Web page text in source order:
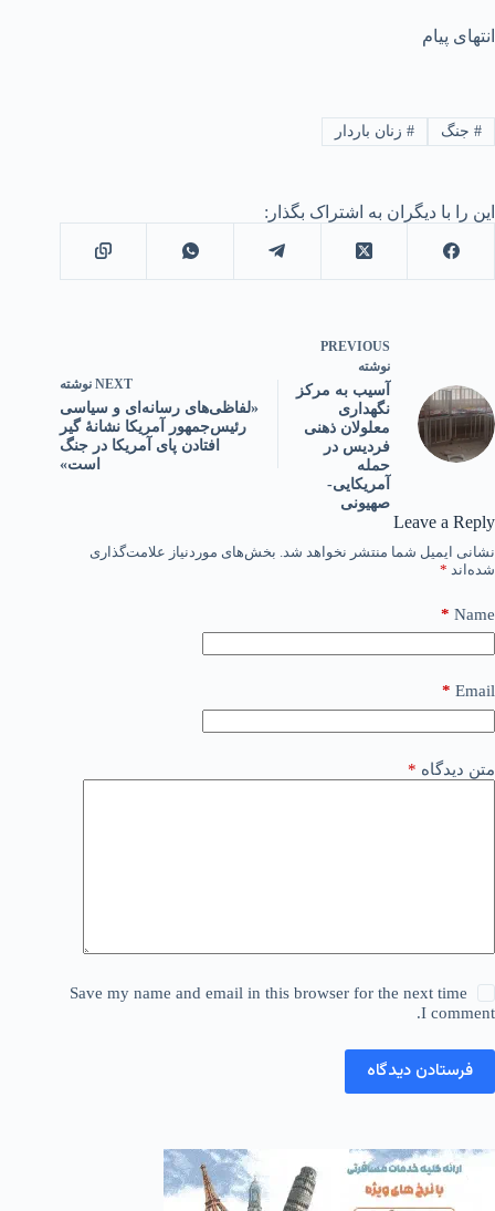
انتهای پیام
#جنگ #زنان باردار
این را با دیگران به اشتراک بگذار:
PREVIOUS
نوشته
آسیب به مرکز
نگهداری
معلولان ذهنی
فردیس در
حمله
آمریکایی-
صهیونی
NEXT نوشته
«لفاظی‌های رسانه‌ای و سیاسی
رئیس‌جمهور آمریکا نشانۀ گیر
افتادن پای آمریکا در جنگ
است»
Leave a Reply
نشانی ایمیل شما منتشر نخواهد شد. بخش‌های موردنیاز علامت‌گذاری
شده‌اند *
Name
*
Email
*
متن دیدگاه *
Save my name and email in this browser for the next time
I comment.
فرستادن دیدگاه